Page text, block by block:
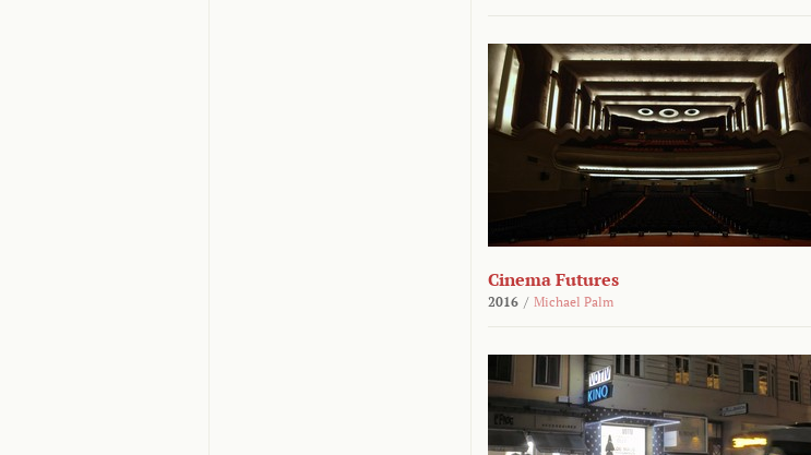
Cinema Futures
2016 / Michael Palm